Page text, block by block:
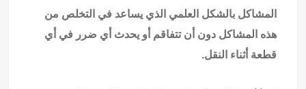
المشاكل بالشكل العلمي الذي يساعد في التخلص من
هذه المشاكل دون أن تتفاقم أو يحدث أي ضرر في أي
قطعة أثناء النقل.